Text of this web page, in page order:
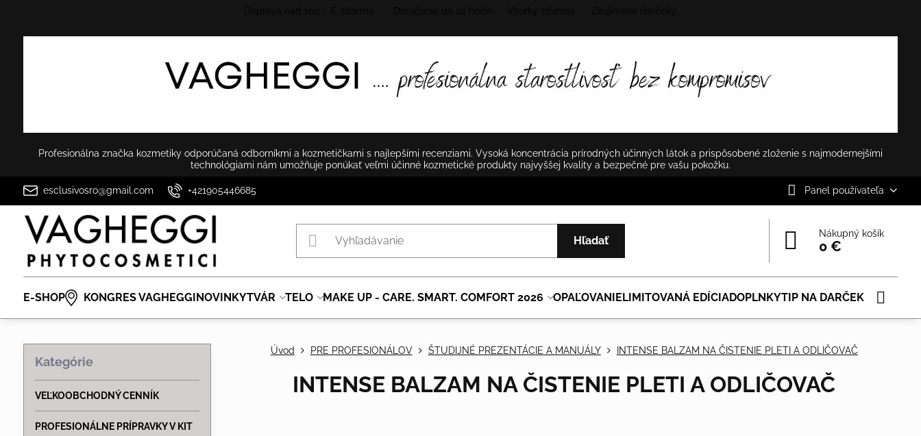
Profesionálna značka kozmetiky odporúčaná odborníkmi a kozmetičkami s najlepšími recenziami. Vysoká koncentrácia prírodných účinných látok a prispôsobené zloženie s najmodernejšími
technológiami nám umožňuje ponúkať veľmi účinné kozmetické produkty najvyššej kvality a bezpečné pre vašu pokožku.
esclusivosro@gmail.com +421905446685 Panel používateľa
Hľadať
Nákupný košík
0 €
E-SHOP KONGRES VAGHEGGINOVINKYTVÁR TELO MAKE UP - CARE. SMART. COMFORT 2026 OPAĽOVANIELIMITOVANÁ EDÍCIADOPLNKYTIP NA DARČEK
Úvod PRE PROFESIONÁLOV ŠTUDIJNÉ PREZENTÁCIE A MANUÁLY INTENSE BALZAM NA ČISTENIE PLETI A ODLIČOVAČ
INTENSE BALZAM NA ČISTENIE PLETI A ODLIČOVAČ
Kategórie
VEĽKOOBCHODNÝ CENNÍK
PROFESIONÁLNE PRÍPRAVKY V KIT